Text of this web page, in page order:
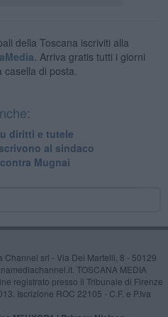
della Toscana iscriviti alla
Arriva gratis tutti i giorni
di posta.
diritti e tutele
al sindaco
Mugnai
Channel srl - Via Dei Martelli, 8 - 50129
TOSCANA MEDIA
registrato presso il Tribunale di Firenze
Iscrizione ROC 22105 - C.F. e P.Iva